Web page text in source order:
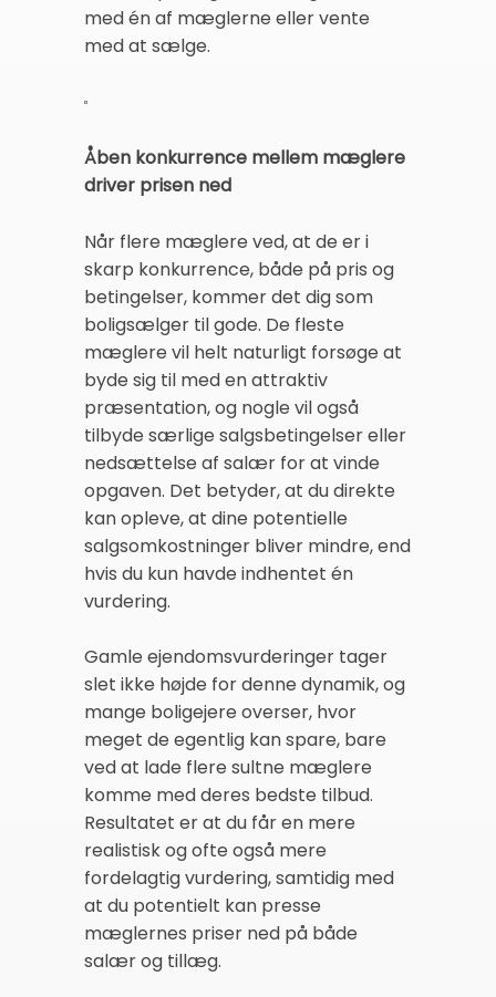
med én af mæglerne eller vente
med at sælge.
Åben konkurrence mellem mæglere
driver prisen ned
Når flere mæglere ved, at de er i
skarp konkurrence, både på pris og
betingelser, kommer det dig som
boligsælger til gode. De fleste
mæglere vil helt naturligt forsøge at
byde sig til med en attraktiv
præsentation, og nogle vil også
tilbyde særlige salgsbetingelser eller
nedsættelse af salær for at vinde
opgaven. Det betyder, at du direkte
kan opleve, at dine potentielle
salgsomkostninger bliver mindre, end
hvis du kun havde indhentet én
vurdering.
Gamle ejendomsvurderinger tager
slet ikke højde for denne dynamik, og
mange boligejere overser, hvor
meget de egentlig kan spare, bare
ved at lade flere sultne mæglere
komme med deres bedste tilbud.
Resultatet er at du får en mere
realistisk og ofte også mere
fordelagtig vurdering, samtidig med
at du potentielt kan presse
mæglernes priser ned på både
salær og tillæg.